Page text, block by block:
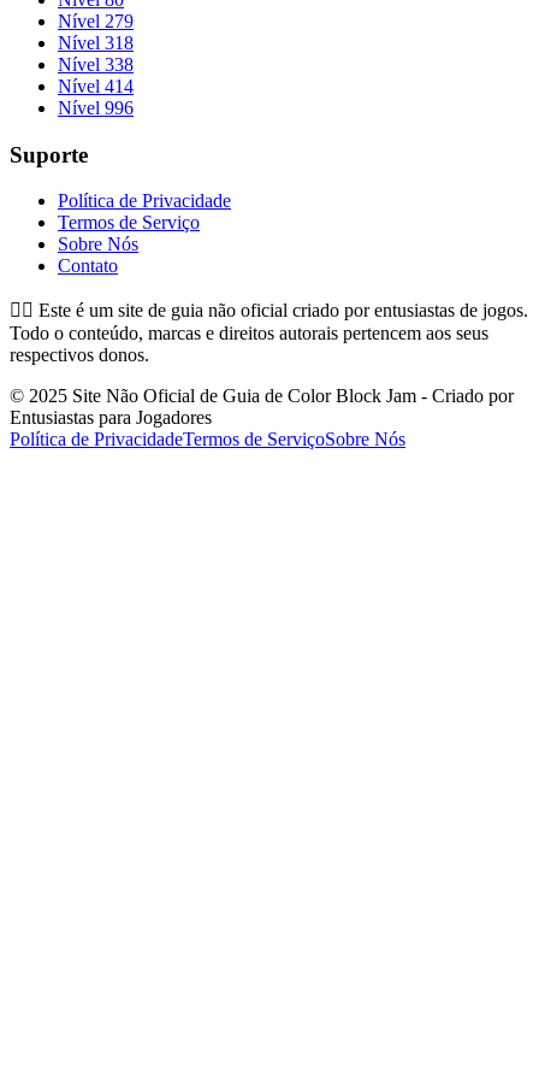
Nível 279
Nível 318
Nível 338
Nível 414
Nível 996
Suporte
Política de Privacidade
Termos de Serviço
Sobre Nós
Contato
👉🏻 Este é um site de guia não oficial criado por entusiastas de jogos.
Todo o conteúdo, marcas e direitos autorais pertencem aos seus
respectivos donos.
© 2025 Site Não Oficial de Guia de Color Block Jam - Criado por
Entusiastas para Jogadores
Política de PrivacidadeTermos de ServiçoSobre Nós